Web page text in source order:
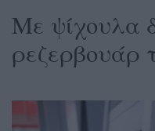
Με ψίχουλα
ρεζερβουάρ